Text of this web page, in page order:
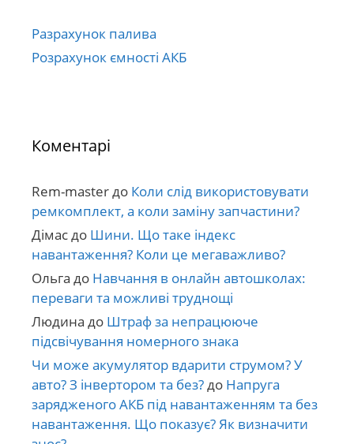
Разрахунок палива
Розрахунок ємності АКБ
Коментарі
Rem-masterдо Коли слід використовувати
ремкомплект, а коли заміну запчастини?
Дімасдо Шини. Що таке індекс
навантаження? Коли це мегаважливо?
Ольга до Навчання в онлайн автошколах:
переваги та можливі труднощі
Людина до Штраф за непрацююче
підсвічування номерного знака
Чи може акумулятор вдарити струмом? У
авто? З інвертором та без?до Напруга
зарядженого АКБ під навантаженням та без
навантаження. Що показує? Як визначити